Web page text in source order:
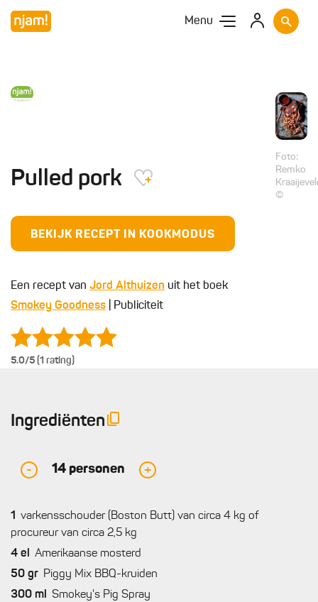
Menu
Pulled pork
BEKIJK RECEPT IN KOOKMODUS
Een recept van Jord Althuizen uit het boek
Smokey Goodness | Publiciteit
5.0/5 (1 rating)
Foto:
Remko
©
Ingrediënten
- 14 personen +
1
varkensschouder (Boston Butt) van circa 4 kg of
procureur van circa 2,5 kg
4 el
Amerikaanse mosterd
50 gr Piggy Mix BBQ-kruiden
300 ml Smokey's Pig Spray